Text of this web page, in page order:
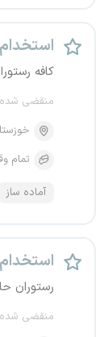
استخدام ۲ عنوان شغلی
کافه
منقضی شده
تمام
آماده ساز
استخدام ۴ عنوان شغلی
رستوران
منقضی شده